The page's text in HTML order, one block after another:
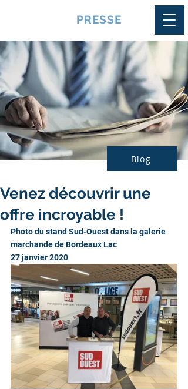
PRESSE
Blog
Venez découvrir une
offre incroyable !
Photo du stand Sud-Ouest dans la galerie
marchande de Bordeaux Lac
27 janvier 2020